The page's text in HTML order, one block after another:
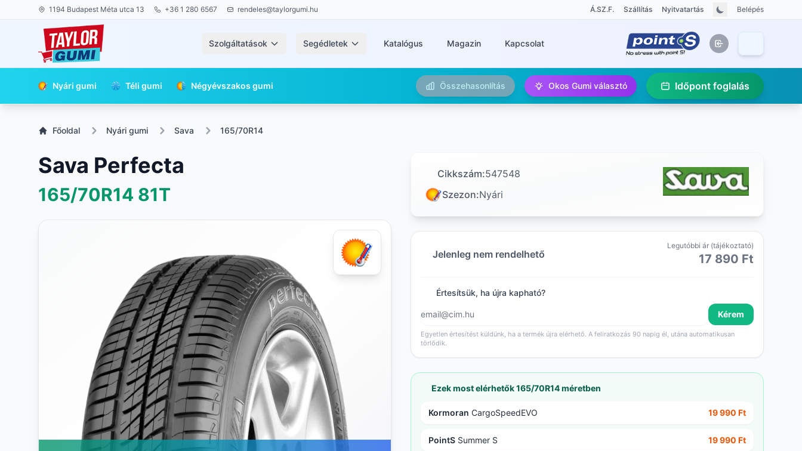
1194 Budapest Méta utca 13 +36 1 280 6567 rendeles@taylorgumi.hu Á.SZ.F. Szállítás Nyitvatartás Belépés
Szolgáltatások Segédletek Katalógus Magazin Kapcsolat
Nyári gumi Téli gumi Négyévszakos gumi Összehasonlítás Okos Gumi választó Időpont foglalás
Főoldal Nyári gumi Sava 165/70R14
Sava Perfecta
165/70R14 81T
Cikkszám:547548
Szezon:Nyári
Jelenleg nem rendelhető
Legutóbbi ár (tájékoztató)
17 890 Ft
Értesítsük, ha újra kapható?
Kérem
Egyetlen értesítést küldünk, ha a termék újra elérhető. A feliratkozás 90 napig él, utána automatikusan
törlődik.
Ezek most elérhetők 165/70R14 méretben
Kormoran CargoSpeedEVO 19 990 Ft
PointS Summer S 19 990 Ft